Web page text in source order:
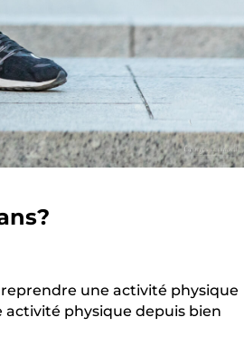
reprendre une activité physique
activité physique depuis bien